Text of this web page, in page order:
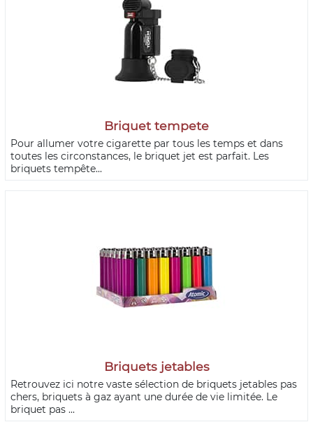
Briquet tempete
Pour allumer votre cigarette par tous les temps et dans
toutes les circonstances, le briquet jet est parfait. Les
briquets tempête...
Briquets jetables
Retrouvez ici notre vaste sélection de briquets jetables pas
chers, briquets à gaz ayant une durée de vie limitée. Le
briquet pas ...